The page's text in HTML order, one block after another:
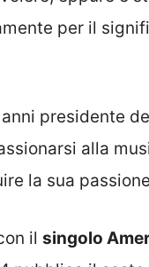
per il
presidente
alla
la sua
il singolo